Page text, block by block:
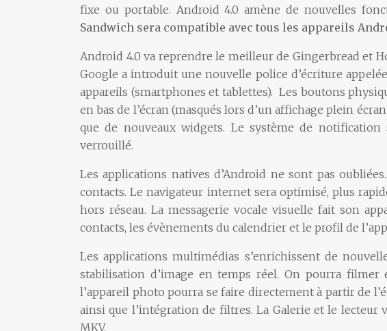
fixe ou portable. Android 4.0 amène de nouvelles
Sandwich sera compatible avec tous les appareils
Android 4.0 va reprendre le meilleur de Gingerbread et
Google a introduit une nouvelle police d’écriture
appareils (smartphones et tablettes). Les boutons
en bas de l’écran (masqués lors d’un affichage plein
que de nouveaux widgets. Le système de
verrouillé.
Les applications natives d’Android ne sont pas
contacts. Le navigateur internet sera optimisé, plus
hors réseau. La messagerie vocale visuelle fait son
contacts, les évènements du calendrier et le profil de
Les applications multimédias s’enrichissent de
stabilisation d’image en temps réel. On pourra filmer
l’appareil photo pourra se faire directement à partir de
ainsi que l’intégration de filtres. La Galerie et le
MKV.